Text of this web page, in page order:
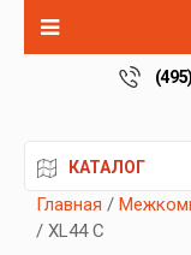
КАТАЛОГ
Главная /
/ XL44 C